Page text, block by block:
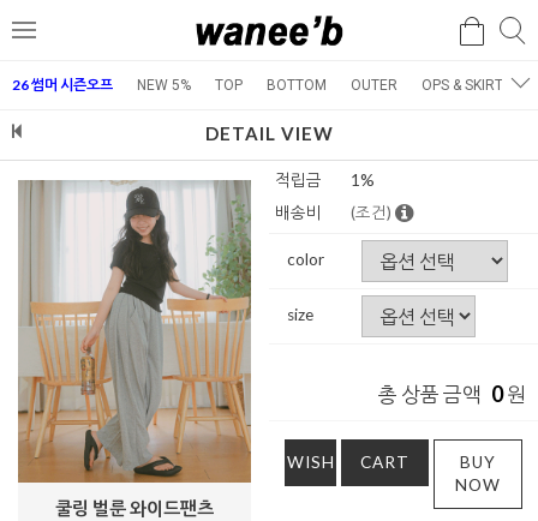
메
검
26 썸머 시즌오프 NEW 5% TOP BOTTOM OUTER OPS & SKIRT
DETAIL VIEW
쿨링 벌룬 와이드팬츠
적립금
1%
배송비
(조건)
color
size
총 상품 금액 0원
WISH CART
BUY
NOW